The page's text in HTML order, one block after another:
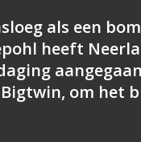
als een
heeft
om het